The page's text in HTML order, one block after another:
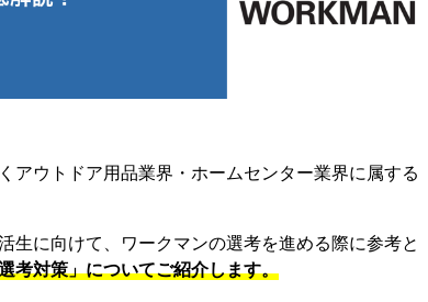
アウトドア用品業界・ホームセンター業界に属する
生に向けて、ワークマンの選考を進める際に参考と
考対策」についてご紹介します。